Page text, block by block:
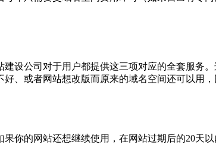
设公司对于用户都提供这三项对应的全套服务
、或者网站想改版而原来的域名空间还可以用
你的网站还想继续使用，在网站过期后的20天